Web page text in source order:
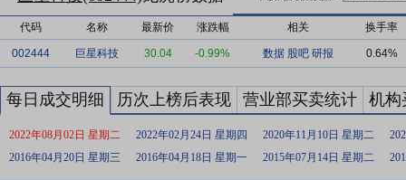
代码 名称 最新价 涨跌幅 相关 换手率
002444 巨星科技 30.04 -0.99% 数据 股吧 研报 0.64%
每日成交明细 历次上榜后表现 营业部买卖统计 机构
2022年08月02日 星期二 2022年02月24日 星期四 2020年11月10日 星期二
2016年04月20日 星期三
2016年04月18日 星期一 2015年07月14日 星期二